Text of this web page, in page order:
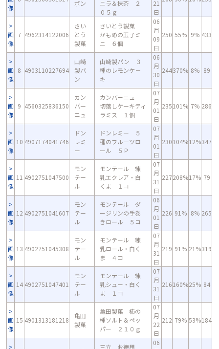
像
ボン
ニラ＆抹茶 ２
０５ｇ
21
日
画
像
7 4962314122006
さい
とう
製菓
さいとう製菓
かもめの玉子ミ
ニ ６個
06
月
09
日
250 55% 9% 433
画
像
8 4903110227694
山崎
製パ
ン
山崎製パン ３
種のレモンケ－
キ
06
月
30
日
244370% 8% 89
画
像
9 4560325836150
カン
パー
ニュ
カンパーニュ
切落しケーキティ
ラミス １個
07
月
01
日
235101% 7% 286
画
像
10 4907174041746
ドン
レミ
ー
ドンレミー ５
種のフルーツロ
ール ５Ｐ
07
月
01
日
230104%12%347
画
像
11 4902751047500
モン
テー
ル
モンテール 練
乳エクレア・白
くま １コ
07
月
31
日
227208%17% 79
画
像
12 4902751041607
モン
テー
ル
モンテール ダ
ージリンの手巻
きロール ５コ
06
月
01
日
226 91% 8% 265
画
像
13 4902751045308
モン
テー
ル
モンテール 練
乳ロール・白く
ま ４コ
07
月
31
日
219 91% 21%319
画
像
14 4902751047401
モン
テー
ル
モンテール 練
乳シュー・白く
ま １コ
07
月
31
日
216160%25% 84
画
像
15 4901313181218
亀田
製菓
亀田製菓 柿の
種ソルト＆ペッ
パー ２１０ｇ
07
月
22
日
212 79% 53%184
三立 お徳用
06